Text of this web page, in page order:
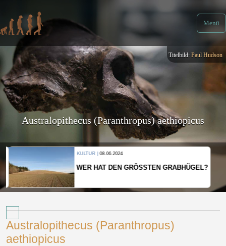
Menü
Titelbild: Paul Hudson
Australopithecus (Paranthropus) aethiopicus
KULTUR | 08.06.2024
WER HAT DEN GRÖSSTEN GRABHÜGEL?
Australopithecus (Paranthropus)
aethiopicus